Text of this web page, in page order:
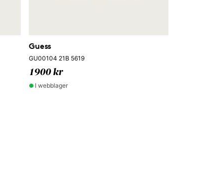
Guess
GU00104 21B 5619
1900 kr
I webblager